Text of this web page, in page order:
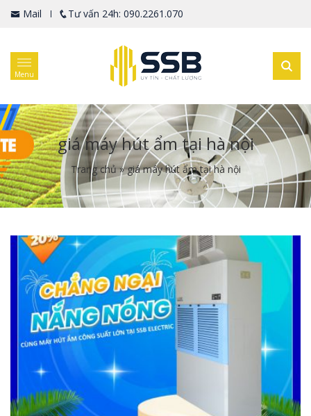
Mail Tư vấn 24h: 090.2261.070
Menu
giá máy hút ẩm tại hà nội
Trang chủ»giá máy hút ẩm tại hà nội